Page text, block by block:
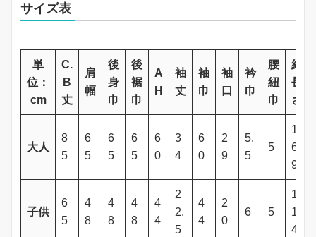
サイズ表
単
位：
cm
C.
B
丈
肩
幅
後
身
巾
後
裾
巾
A
H
袖
丈
袖
巾
袖
口
衿
巾
腰
紐
巾
紐
長
さ
大人
8
5
6
5
6
5
6
5
6
0
3
4
6
0
2
9
5.
5
5
1
6
9
子供
6
5
4
8
4
8
4
8
4
4
2
2.
5
4
4
2
0
6 5
1
1
4